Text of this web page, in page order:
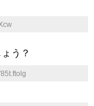
う？